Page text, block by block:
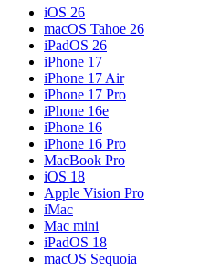
iOS 26
macOS Tahoe 26
iPadOS 26
iPhone 17
iPhone 17 Air
iPhone 17 Pro
iPhone 16e
iPhone 16
iPhone 16 Pro
MacBook Pro
iOS 18
Apple Vision Pro
iMac
Mac mini
iPadOS 18
macOS Sequoia